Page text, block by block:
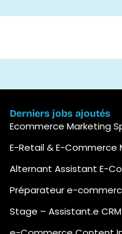
Derniers jobs ajoutés
Ecommerce Marketing
E-Retail & E-Commerce
Alternant Assistant E-
Préparateur e-
Stage – Assistant.e